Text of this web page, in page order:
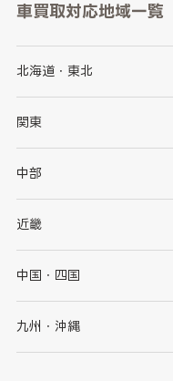
車買取対応地域一覧
北海道・東北
北海道
岩手県
秋田県
関東
茨城県
群馬県
千葉県
中部
新潟県
石川県
山梨県
近畿
大阪府
京都府
中国・四国
鳥取県
九州・沖縄